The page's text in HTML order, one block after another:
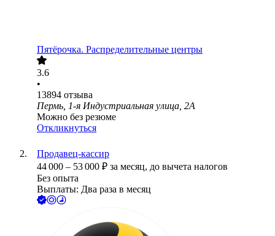
Пятёрочка. Распределительные центры
3.6
•
13894 отзыва
Пермь, 1-я Индустриальная улица, 2А
Можно без резюме
Откликнуться
Продавец-кассир
44 000 – 53 000 ₽ за месяц, до вычета налогов
Без опыта
Выплаты: Два раза в месяц